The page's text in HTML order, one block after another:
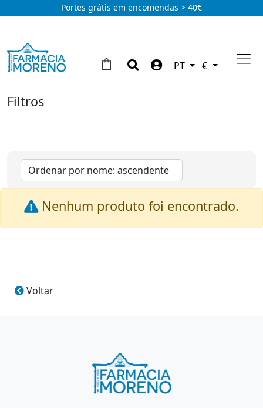
Portes grátis em encomendas > 40€
PT €
Filtros
Nenhum produto foi encontrado.
Voltar